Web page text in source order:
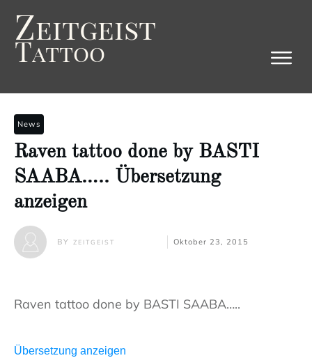
Zeitgeist
Tattoo
News
Raven tattoo done by BASTI
SAABA….. Übersetzung
anzeigen
BYZEITGEIST Oktober 23, 2015
Raven tattoo done by BASTI SAABA…..
Übersetzung anzeigen